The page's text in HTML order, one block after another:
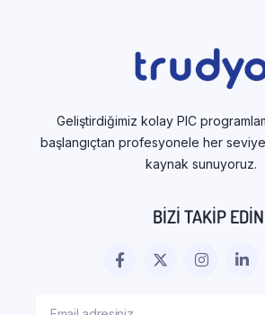
Geliştirdiğimiz kolay PIC
başlangıçtan profesyonele her
kaynak sunuyoruz.
BIZI TAKIP EDIN